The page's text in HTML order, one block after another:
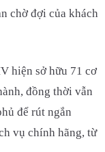
chờ đợi của khách
hiện sở hữu 71 cơ
đồng thời vẫn
để rút ngắn
vụ chính hãng, từ